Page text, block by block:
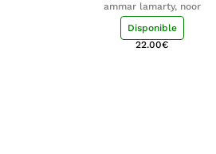
ammar lamarty, noor
Disponible
22.00€